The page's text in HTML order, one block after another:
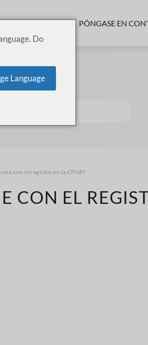
DE PRECIOS PÓNGASE EN
con el registro en la CPNP?
CON EL
Do
Language